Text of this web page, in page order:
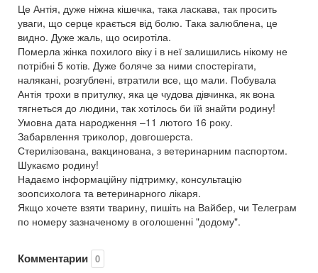
Це Антія, дуже ніжна кішечка, така ласкава, так просить
уваги, що серце крається від болю. Така залюблена, це
видно. Дуже жаль, що осиротіла.
Померла жінка похилого віку і в неї залишились нікому не
потрібні 5 котів. Дуже боляче за ними спостерігати,
налякані, розгублені, втратили все, що мали. Побувала
Антія трохи в притулку, яка це чудова дівчинка, як вона
тягнеться до людини, так хотілось би їй знайти родину!
Умовна дата народження –11 лютого 16 року.
Забарвлення триколор, довгошерста.
Стерилізована, вакцинована, з ветеринарним паспортом.
Шукаємо родину!
Надаємо інформаційну підтримку, консультацію
зоопсихолога та ветеринарного лікаря.
Якщо хочете взяти тварину, пишіть на Вайбер, чи Телеграм
по номеру зазначеному в оголошенні "додому".
Комментарии 0